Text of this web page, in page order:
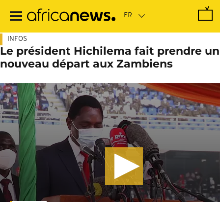
contenu
INFOS
Le président Hichilema fait prendre un
nouveau départ aux Zambiens